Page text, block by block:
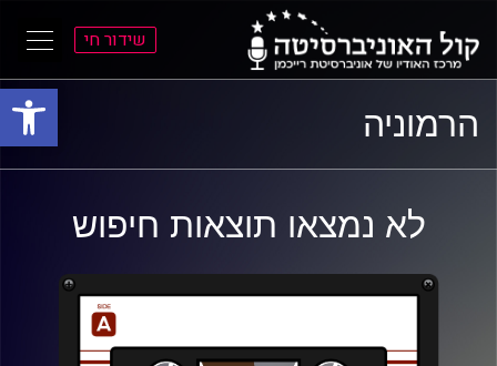
פתח
התפריט
הראשי
התוכן
הראשי
שידור חי
הרמוניה
לא נמצאו תוצאות חיפוש